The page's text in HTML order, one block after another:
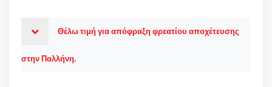
Θέλω τιμή για απόφραξη φρεατίου αποχέτευσης
στην Παλλήνη.